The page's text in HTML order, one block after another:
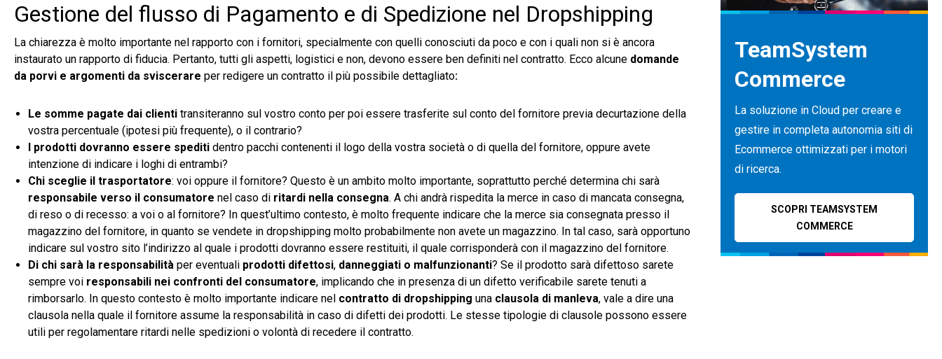
Gestione del flusso di Pagamento e di Spedizione nel Dropshipping
La chiarezza è molto importante nel rapporto con i fornitori, specialmente con quelli conosciuti da poco e con i quali non si è ancora
instaurato un rapporto di fiducia. Pertanto, tutti gli aspetti, logistici e non, devono essere ben definiti nel contratto. Ecco alcune domande
da porvi e argomenti da sviscerare per redigere un contratto il più possibile dettagliato:
Le somme pagate dai clienti transiteranno sul vostro conto per poi essere trasferite sul conto del fornitore previa decurtazione della
vostra percentuale (ipotesi più frequente), o il contrario?
I prodotti dovranno essere spediti dentro pacchi contenenti il logo della vostra società o di quella del fornitore, oppure avete
intenzione di indicare i loghi di entrambi?
Chi sceglie il trasportatore: voi oppure il fornitore? Questo è un ambito molto importante, soprattutto perché determina chi sarà
responsabile verso il consumatore nel caso di ritardi nella consegna. A chi andrà rispedita la merce in caso di mancata consegna,
di reso o di recesso: a voi o al fornitore? In quest’ultimo contesto, è molto frequente indicare che la merce sia consegnata presso il
magazzino del fornitore, in quanto se vendete in dropshipping molto probabilmente non avete un magazzino. In tal caso, sarà opportuno
indicare sul vostro sito l’indirizzo al quale i prodotti dovranno essere restituiti, il quale corrisponderà con il magazzino del fornitore.
Di chi sarà la responsabilità per eventuali prodotti difettosi, danneggiati o malfunzionanti? Se il prodotto sarà difettoso sarete
sempre voi responsabili nei confronti del consumatore, implicando che in presenza di un difetto verificabile sarete tenuti a
rimborsarlo. In questo contesto è molto importante indicare nel contratto di dropshipping una clausola di manleva, vale a dire una
clausola nella quale il fornitore assume la responsabilità in caso di difetti dei prodotti. Le stesse tipologie di clausole possono essere
utili per regolamentare ritardi nelle spedizioni o volontà di recedere il contratto.
TeamSystem
Commerce
La soluzione in Cloud per creare e
gestire in completa autonomia siti di
Ecommerce ottimizzati per i motori
di ricerca.
SCOPRI TEAMSYSTEM
COMMERCE